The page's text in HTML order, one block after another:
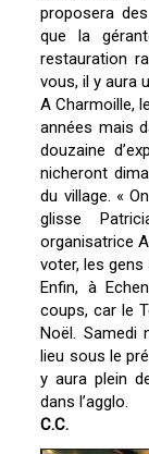
proposera
que la
restauration
vous, il y aura
A Charmoille,
années mais
douzaine
nicheront
du village. «
glisse
organisatrice
voter, les
Enfin, à
coups, car le
Noël. Samedi
lieu sous le
y aura plein
dans l’agglo.
C.C.